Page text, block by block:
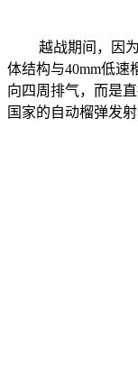
越战期间，因为
体结构与40mm低速
向四周排气，而是
国家的自动榴弹发